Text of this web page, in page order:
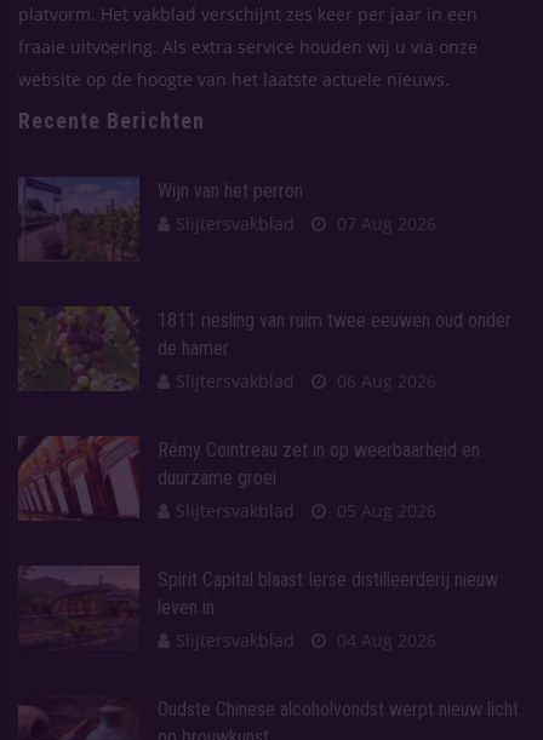
platvorm. Het vakblad verschijnt zes keer per jaar in een
fraaie uitvoering. Als extra service houden wij u via onze
website op de hoogte van het laatste actuele nieuws.
Recente Berichten
Wijn van het perron
Slijtersvakblad
07 Aug 2026
1811 riesling van ruim twee eeuwen oud onder
de hamer
Slijtersvakblad
06 Aug 2026
Rémy Cointreau zet in op weerbaarheid en
duurzame groei
Slijtersvakblad
05 Aug 2026
Spirit Capital blaast Ierse distilleerderij nieuw
leven in
Slijtersvakblad
04 Aug 2026
Oudste Chinese alcoholvondst werpt nieuw licht